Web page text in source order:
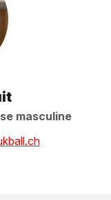
masculine